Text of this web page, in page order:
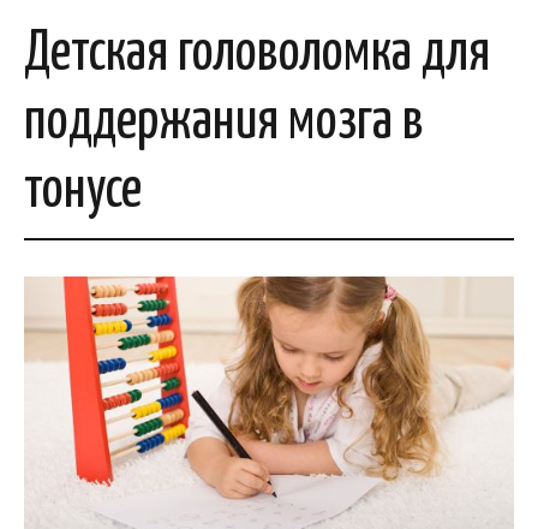
Детская головоломка для
поддержания мозга в
тонусе